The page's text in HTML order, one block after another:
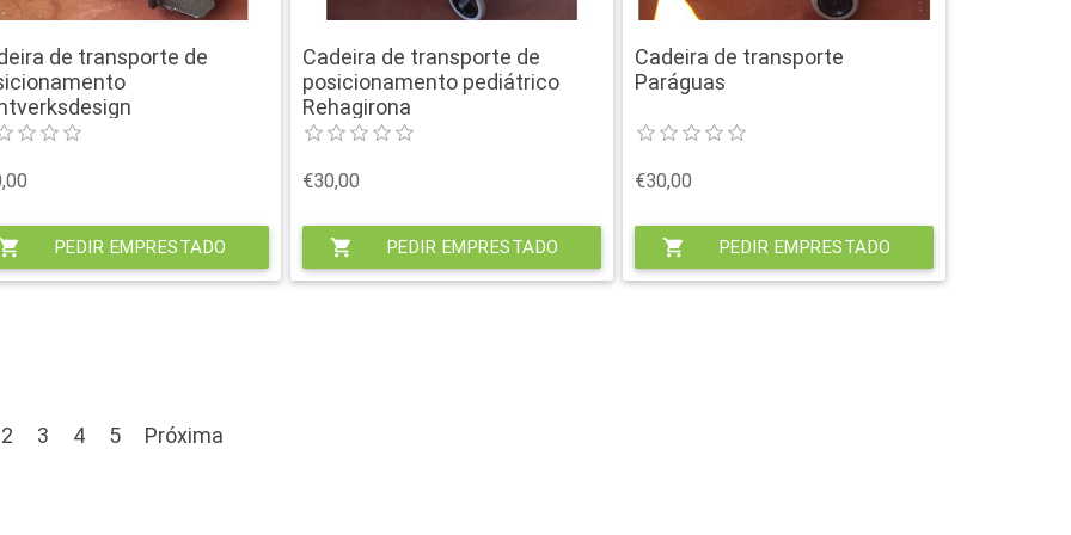
de transporte de
PEDIR EMPRESTADO
Cadeira de transporte de
posicionamento pediátrico
Rehagirona
€30,00
shopping_cart PEDIR EMPRESTADO
Cadeira de transporte
Paráguas
€30,00
shopping_cart PEDIR EMPRESTADO
2 3 4 5 Próxima